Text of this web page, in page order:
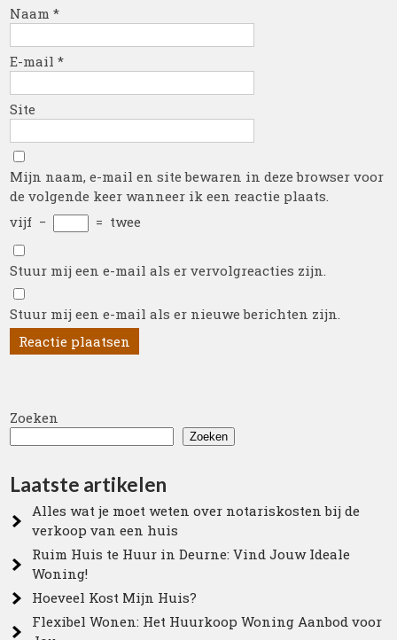
Naam*
E-mail*
Site
Mijn naam, e-mail en site bewaren in deze browser voor
de volgende keer wanneer ik een reactie plaats.
vijf − = twee
Stuur mij een e-mail als er vervolgreacties zijn.
Stuur mij een e-mail als er nieuwe berichten zijn.
Zoeken
Zoeken
Laatste artikelen
Alles wat je moet weten over notariskosten bij de
verkoop van een huis
Ruim Huis te Huur in Deurne: Vind Jouw Ideale
Woning!
Hoeveel Kost Mijn Huis?
Flexibel Wonen: Het Huurkoop Woning Aanbod voor